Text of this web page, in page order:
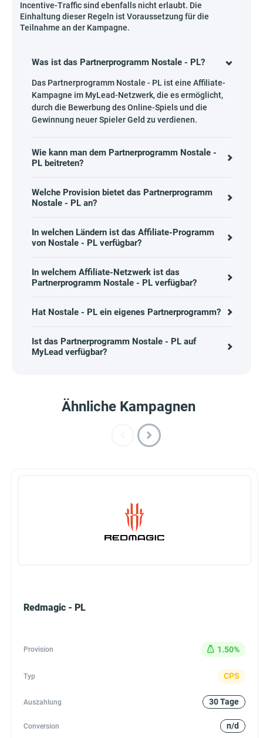
Incentive-Traffic sind ebenfalls nicht erlaubt. Die
Einhaltung dieser Regeln ist Voraussetzung für die
Teilnahme an der Kampagne.
Was ist das Partnerprogramm Nostale - PL?
Das Partnerprogramm Nostale - PL ist eine Affiliate-
Kampagne im MyLead-Netzwerk, die es ermöglicht,
durch die Bewerbung des Online-Spiels und die
Gewinnung neuer Spieler Geld zu verdienen.
Wie kann man dem Partnerprogramm Nostale -
PL beitreten?
Welche Provision bietet das Partnerprogramm
Nostale - PL an?
In welchen Ländern ist das Affiliate-Programm
von Nostale - PL verfügbar?
In welchem Affiliate-Netzwerk ist das
Partnerprogramm Nostale - PL verfügbar?
Hat Nostale - PL ein eigenes Partnerprogramm?
Ist das Partnerprogramm Nostale - PL auf
MyLead verfügbar?
Ähnliche Kampagnen
Redmagic - PL
Provision 1.50%
Typ CPS
Auszahlung 30 Tage
Conversion n/d